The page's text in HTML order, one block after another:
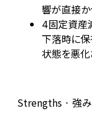
響が直接か
4固定資産
下落時に
状態を悪化
Strengths · 強み